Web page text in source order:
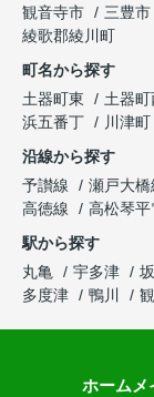
観音寺市
三豊市
綾歌郡綾川町
町名から探す
土器町東
土器町
浜五番丁
川津町
沿線から探す
予讃線
瀬戸大橋
高徳線
高松琴
駅から探す
丸亀
宇多津
多度津
鴨川
ホームメ